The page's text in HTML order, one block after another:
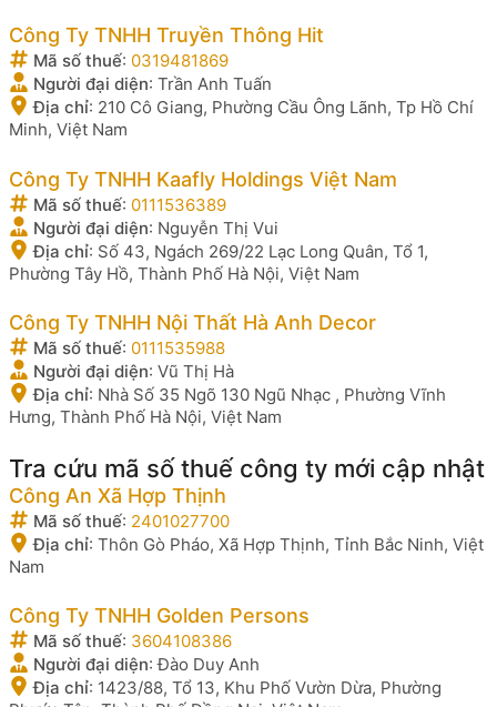
Công Ty TNHH Truyền Thông Hit
Mã số thuế: 0319481869
Người đại diện: Trần Anh Tuấn
Địa chỉ: 210 Cô Giang, Phường Cầu Ông Lãnh, Tp Hồ Chí
Minh, Việt Nam
Công Ty TNHH Kaafly Holdings Việt Nam
Mã số thuế: 0111536389
Người đại diện: Nguyễn Thị Vui
Địa chỉ: Số 43, Ngách 269/22 Lạc Long Quân, Tổ 1,
Phường Tây Hồ, Thành Phố Hà Nội, Việt Nam
Công Ty TNHH Nội Thất Hà Anh Decor
Mã số thuế: 0111535988
Người đại diện: Vũ Thị Hà
Địa chỉ: Nhà Số 35 Ngõ 130 Ngũ Nhạc , Phường Vĩnh
Hưng, Thành Phố Hà Nội, Việt Nam
Tra cứu mã số thuế công ty mới cập nhật
Công An Xã Hợp Thịnh
Mã số thuế: 2401027700
Địa chỉ: Thôn Gò Pháo, Xã Hợp Thịnh, Tỉnh Bắc Ninh, Việt
Nam
Công Ty TNHH Golden Persons
Mã số thuế: 3604108386
Người đại diện:Đào Duy Anh
Địa chỉ: 1423/88, Tổ 13, Khu Phố Vườn Dừa, Phường